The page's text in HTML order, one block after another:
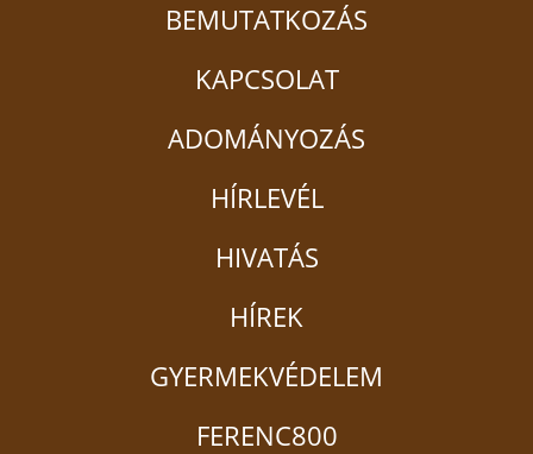
BEMUTATKOZÁS
KAPCSOLAT
ADOMÁNYOZÁS
HÍRLEVÉL
HIVATÁS
HÍREK
GYERMEKVÉDELEM
FERENC800